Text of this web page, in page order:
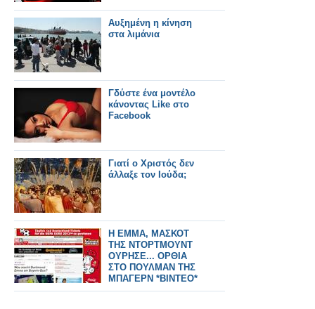
Αυξημένη η κίνηση
στα λιμάνια
Γδύστε ένα μοντέλο
κάνοντας Like στο
Facebook
Γιατί ο Χριστός δεν
άλλαξε τον Ιούδα;
Η ΕΜΜΑ, ΜΑΣΚΟΤ
ΤΗΣ ΝΤΟΡΤΜΟΥΝΤ
ΟΥΡΗΣΕ... ΟΡΘΙΑ
ΣΤΟ ΠΟΥΛΜΑΝ ΤΗΣ
ΜΠΑΓΕΡΝ *ΒΙΝΤΕΟ*